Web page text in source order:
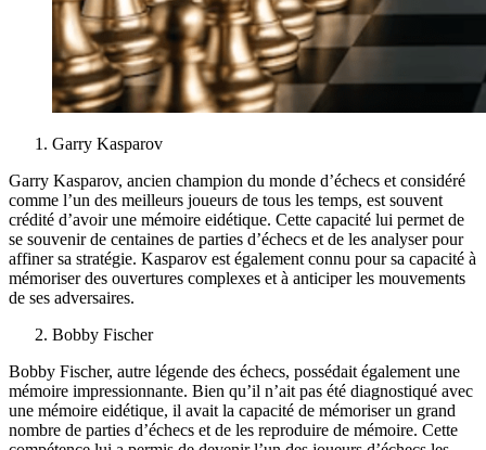
Garry Kasparov
Garry Kasparov, ancien champion du monde d’échecs et considéré
comme l’un des meilleurs joueurs de tous les temps, est souvent
crédité d’avoir une mémoire eidétique. Cette capacité lui permet de
se souvenir de centaines de parties d’échecs et de les analyser pour
affiner sa stratégie. Kasparov est également connu pour sa capacité à
mémoriser des ouvertures complexes et à anticiper les mouvements
de ses adversaires.
Bobby Fischer
Bobby Fischer, autre légende des échecs, possédait également une
mémoire impressionnante. Bien qu’il n’ait pas été diagnostiqué avec
une mémoire eidétique, il avait la capacité de mémoriser un grand
nombre de parties d’échecs et de les reproduire de mémoire. Cette